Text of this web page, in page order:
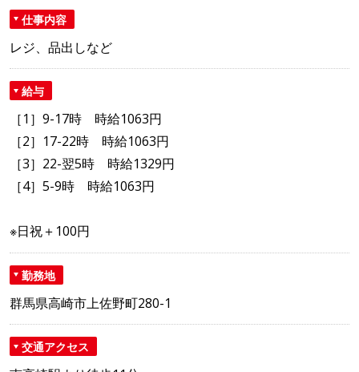
仕事内容
レジ、品出しなど
給与
［1］9-17時 時給1063円
［2］17-22時 時給1063円
［3］22-翌5時 時給1329円
［4］5-9時 時給1063円
※日祝＋100円
勤務地
群馬県高崎市上佐野町280-1
交通アクセス